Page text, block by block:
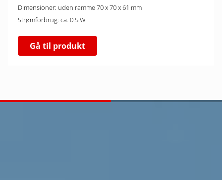
Dimensioner: uden ramme 70 x 70 x 61 mm
Strømforbrug: ca. 0.5 W
Gå til produkt